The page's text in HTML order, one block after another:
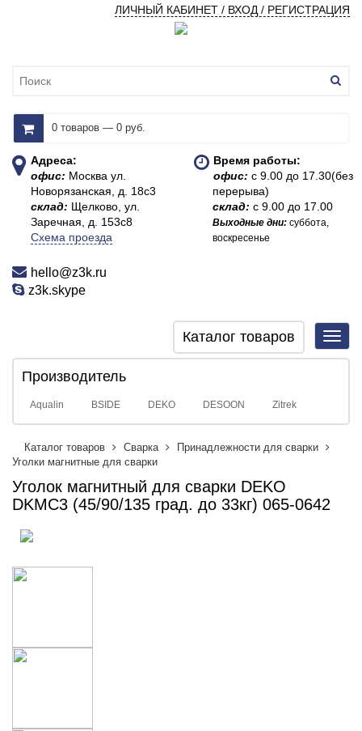
ЛИЧНЫЙ КАБИНЕТ / ВХОД / РЕГИСТРАЦИЯ
0 товаров — 0 руб.
Адреса:
офис: Москва ул.
Новорязанская, д. 18с3
склад: Щелково, ул.
Заречная, д. 153с8
Схема проезда
Время работы:
офис:с 9.00 до 17.30(без
перерыва)
склад:с 9.00 до 17.00
Выходные дни:суббота,
воскресенье
hello@z3k.ru
z3k.skype
Каталог товаров
Производитель
Aqualin BSIDE DEKO DESOON Zitrek
Каталог товаров Сварка
Принадлежности для сварки
Уголки магнитные для сварки
Уголок магнитный для сварки DEKO
DKMC3 (45/90/135 град. до 33кг) 065-0642